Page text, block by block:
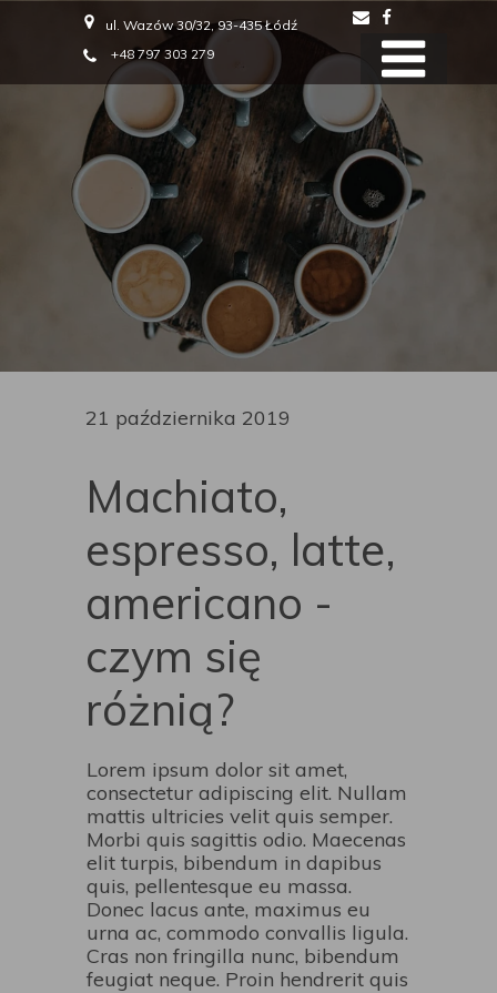
ul. Wazów 30/32, 93-435 Łódź
+48 797 303 279
Machiato,
espresso, latte,
americano -
czym się
różnią?‎
21 października 2019
Lorem ipsum dolor sit amet,
consectetur adipiscing elit. Nullam
mattis ultricies velit quis semper.
Morbi quis sagittis odio. Maecenas
elit turpis, bibendum in dapibus
quis, pellentesque eu massa.
Donec lacus ante, maximus eu
urna ac, commodo convallis ligula.
Cras non fringilla nunc, bibendum
feugiat neque. Proin hendrerit quis